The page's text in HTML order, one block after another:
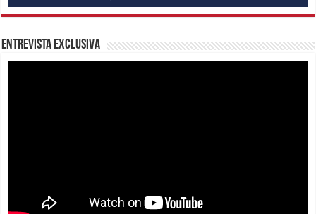
Entrevista Exclusiva